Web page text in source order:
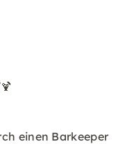
einen Barkeeper